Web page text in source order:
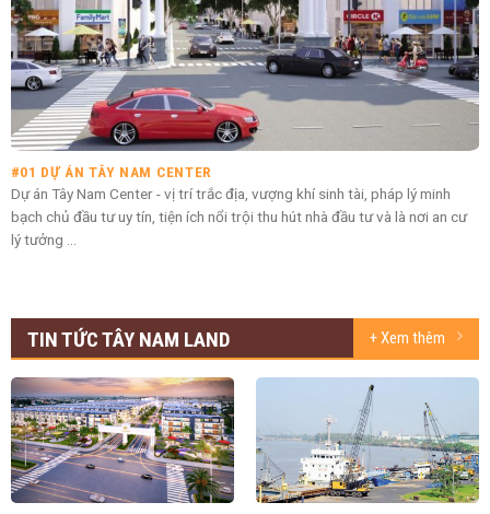
#01 DỰ ÁN TÂY NAM CENTER
Dự án Tây Nam Center - vị trí trắc địa, vượng khí sinh tài, pháp lý minh
bạch chủ đầu tư uy tín, tiện ích nổi trội thu hút nhà đầu tư và là nơi an cư
lý tưởng ...
TIN TỨC TÂY NAM LAND + Xem thêm